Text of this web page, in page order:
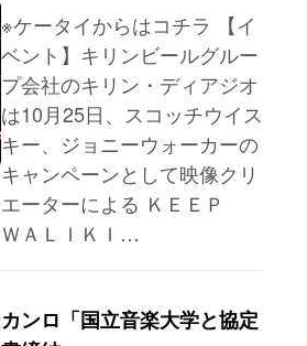
※ケータイからはコチラ 【イ
ベント】キリンビールグルー
プ会社のキリン・ディアジオ
は10月25日、スコッチウイス
キー、ジョニーウォーカーの
キャンペーンとして映像クリ
エーターによる ＫＥＥＰ
ＷＡＬＩＫＩ…
カンロ「国立音楽大学と協定